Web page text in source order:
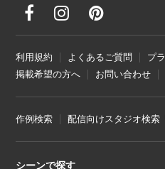
利用規約 よくあるご質問
プ
掲載希望の方へ
お問い合わせ
作例検索 配信向けスタジオ検索
シーンで探す